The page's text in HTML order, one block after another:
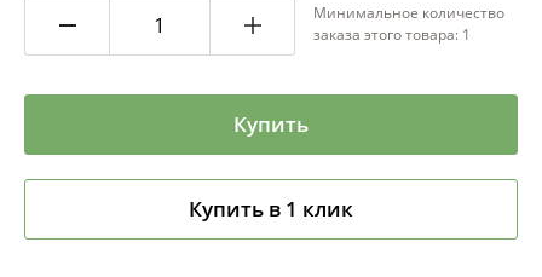
Минимальное количество
заказа этого товара: 1
Купить
Купить в 1 клик